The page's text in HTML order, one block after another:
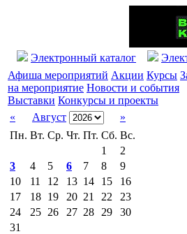
Электронный каталог
Афиша мероприятий Акции Курсы
на мероприятие Новости и события
Выставки Конкурсы и проекты
«
Август
»
Пн. Вт. Ср. Чт. Пт. Сб. Вс.
1
2
3
4 5 6 7 8
9
10
11 12 13 14 15
16
17
18 19 20 21 22
23
24
25 26 27 28 29
30
31